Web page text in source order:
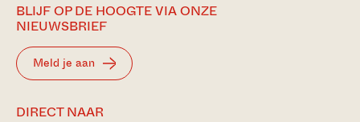
BLIJF OP DE HOOGTE VIA ONZE
NIEUWSBRIEF
Meld je aan
DIRECT NAAR